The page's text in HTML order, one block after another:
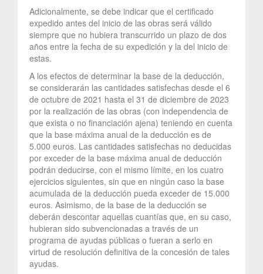
Adicionalmente, se debe indicar que el certificado
expedido antes del inicio de las obras será válido
siempre que no hubiera transcurrido un plazo de dos
años entre la fecha de su expedición y la del inicio de
estas.
A los efectos de determinar la base de la deducción,
se considerarán las cantidades satisfechas desde el 6
de octubre de 2021 hasta el 31 de diciembre de 2023
por la realización de las obras (con independencia de
que exista o no financiación ajena) teniendo en cuenta
que la base máxima anual de la deducción es de
5.000 euros. Las cantidades satisfechas no deducidas
por exceder de la base máxima anual de deducción
podrán deducirse, con el mismo límite, en los cuatro
ejercicios siguientes, sin que en ningún caso la base
acumulada de la deducción pueda exceder de 15.000
euros. Asimismo, de la base de la deducción se
deberán descontar aquellas cuantías que, en su caso,
hubieran sido subvencionadas a través de un
programa de ayudas públicas o fueran a serlo en
virtud de resolución definitiva de la concesión de tales
ayudas.